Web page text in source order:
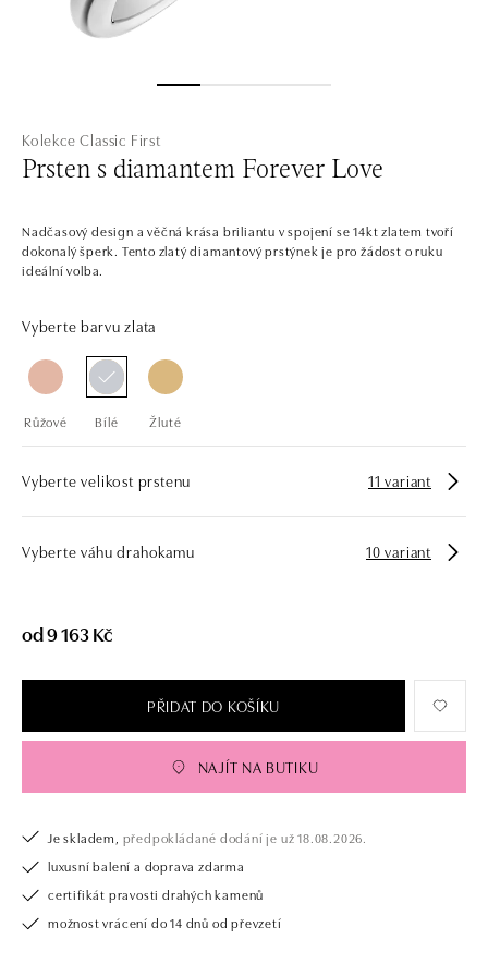
Kolekce Classic First
Prsten s diamantem Forever Love
Nadčasový design a věčná krása briliantu v spojení se 14kt zlatem tvoří
dokonalý šperk. Tento zlatý diamantový prstýnek je pro žádost o ruku
ideální volba.
Vyberte barvu zlata
Růžové Bílé Žluté
Vyberte velikost prstenu 11 variant
Vyberte váhu drahokamu 10 variant
od 9 163 Kč
PŘIDAT DO KOŠÍKU
NAJÍT NA BUTIKU
Je skladem, předpokládané dodání je už 18.08.2026.
luxusní balení a doprava zdarma
certifikát pravosti drahých kamenů
možnost vrácení do 14 dnů od převzetí